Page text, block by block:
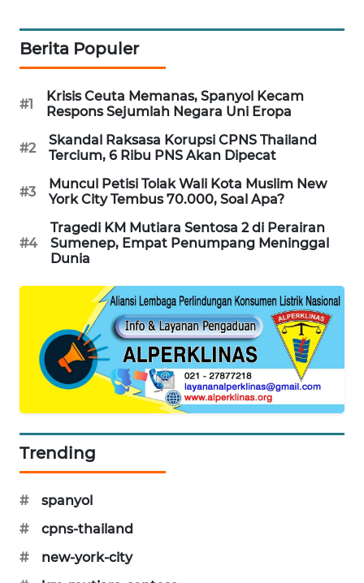
Berita Populer
#1
Krisis Ceuta Memanas, Spanyol Kecam
Respons Sejumlah Negara Uni Eropa
#2
Skandal Raksasa Korupsi CPNS Thailand
Tercium, 6 Ribu PNS Akan Dipecat
#3
Muncul Petisi Tolak Wali Kota Muslim New
York City Tembus 70.000, Soal Apa?
#4
Tragedi KM Mutiara Sentosa 2 di Perairan
Sumenep, Empat Penumpang Meninggal
Dunia
Trending
#
spanyol
#
cpns-thailand
#
new-york-city
Network
KONSUMEN
KELISTRIKAN
WALINKI
ID
MAWAKA
ID
PLN
WATCH
LPKKI
KOPEKLIN